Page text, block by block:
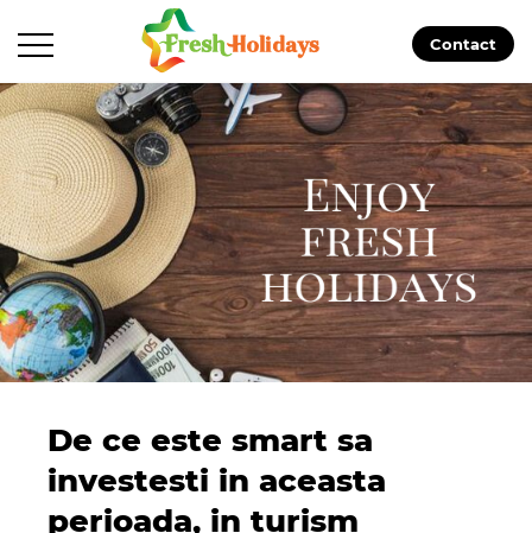
Contact
De ce este smart sa
investesti in aceasta
perioada, in turism